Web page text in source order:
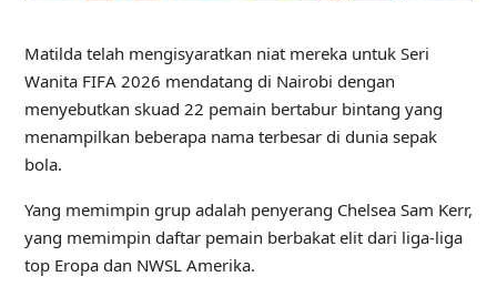
Matilda telah mengisyaratkan niat mereka untuk Seri
Wanita FIFA 2026 mendatang di Nairobi dengan
menyebutkan skuad 22 pemain bertabur bintang yang
menampilkan beberapa nama terbesar di dunia sepak
bola.
Yang memimpin grup adalah penyerang Chelsea Sam Kerr,
yang memimpin daftar pemain berbakat elit dari liga-liga
top Eropa dan NWSL Amerika.